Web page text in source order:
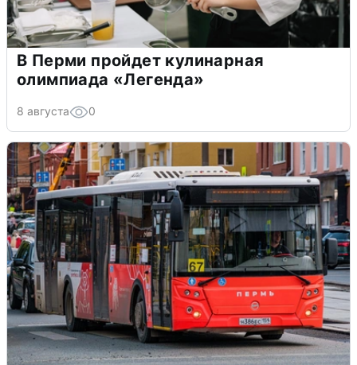
В Перми пройдет кулинарная
олимпиада «Легенда»
8 августа 0